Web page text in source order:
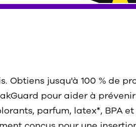
Obtiens jusqu'à 100 % de
pour aider à
parfum, latex*, BPA